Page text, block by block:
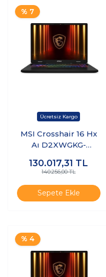
% 7
MSI Crosshair 16 Hx
Aı D2XWGKG-
275HX 16GB Ram
512GB SSD 8gb
RTX5070 Freedos K7
130.017,31 TL
140.256,00 TL
Sepete Ekle
% 4